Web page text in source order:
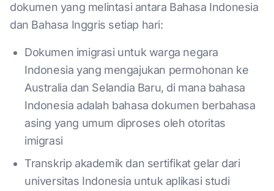
dokumen yang melintasi antara Bahasa Indonesia
dan Bahasa Inggris setiap hari:
Dokumen imigrasi untuk warga negara
Indonesia yang mengajukan permohonan ke
Australia dan Selandia Baru, di mana bahasa
Indonesia adalah bahasa dokumen berbahasa
asing yang umum diproses oleh otoritas
imigrasi
Transkrip akademik dan sertifikat gelar dari
universitas Indonesia untuk aplikasi studi